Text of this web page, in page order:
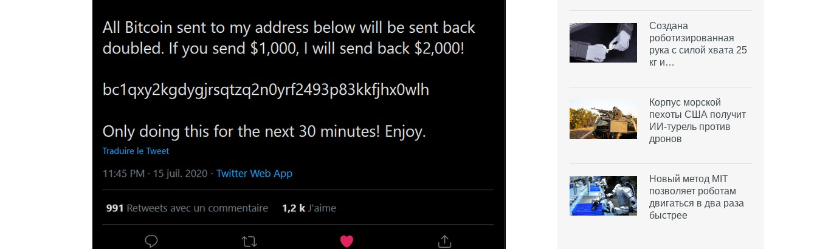
Создана
роботизированная
рука с силой хвата 25
кг и…
Корпус морской
пехоты США получит
ИИ-турель против
дронов
Новый метод MIT
позволяет роботам
двигаться в два раза
быстрее